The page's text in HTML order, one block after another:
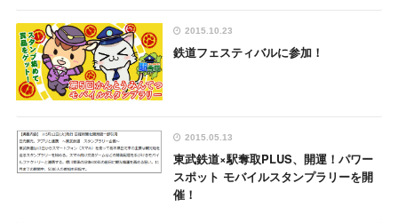
2015.10.23
鉄道フェスティバルに参加！
2015.05.13
東武鉄道×駅奪取PLUS、開運！パワー
スポット モバイルスタンプラリーを開
催！